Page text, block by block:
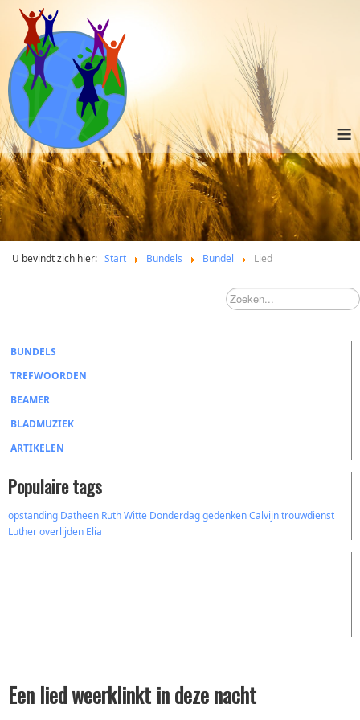
≡
U bevindt zich hier: Start Bundels Bundel Lied
BUNDELS
TREFWOORDEN
BEAMER
BLADMUZIEK
ARTIKELEN
Populaire tags
opstanding Datheen RuthWitte DonderdaggedenkenCalvijntrouwdienst
Lutheroverlijden Elia
Een lied weerklinkt in deze nacht